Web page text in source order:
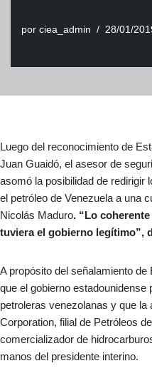
por ciea_admin 28/01/
Luego del reconocimiento de
Juan Guaidó, el asesor de
asomó la posibilidad de redirigir
el petróleo de Venezuela a una
Nicolás Maduro. “Lo
tuviera el gobierno legítimo”,
A propósito del señalamiento
que el gobierno
petroleras venezolanas y que
Corporation, filial de Petróleos
comercializador de
manos del presidente interino.